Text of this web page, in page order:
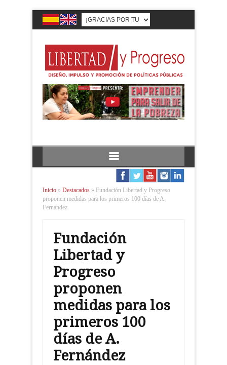
Inicio » Destacados » Fundación Libertad y Progreso
proponen medidas para los primeros 100 días de A.
Fernández
Fundación
Libertad y
Progreso
proponen
medidas para los
primeros 100
días de A.
Fernández